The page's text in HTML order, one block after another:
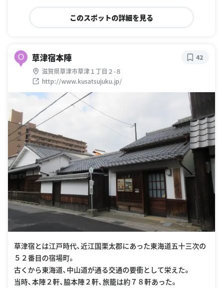
このスポットの詳細を見る
O 草津宿本陣
滋賀県草津市草津１丁目２-８
http://www.kusatsujuku.jp/
42
草津宿とは江戸時代、近江国栗太郡にあった東海道五十三次の
５２番目の宿場町。
古くから東海道、中山道が通る交通の要衝として栄えた。
当時、本陣２軒、脇本陣２軒、旅籠は約７８軒あった。